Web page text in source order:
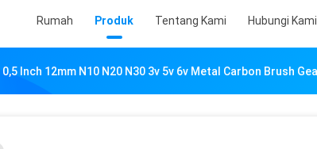
Rumah Produk Tentang Kami Hubungi Kami
Inch 12mm N10 N20 N30 3v 5v 6v Metal Carbon Brush